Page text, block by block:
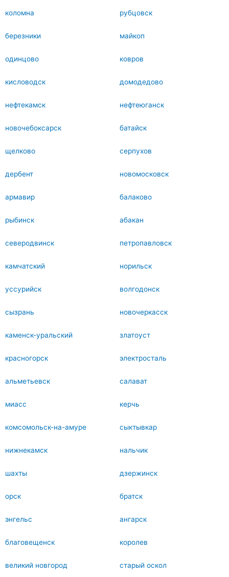
коломна рубцовск
березники майкоп
одинцово ковров
кисловодск домодедово
нефтекамск нефтеюганск
новочебоксарск батайск
щелково серпухов
дербент новомосковск
армавир балаково
рыбинск абакан
северодвинск петропавловск
камчатский норильск
уссурийск волгодонск
сызрань новочеркасск
каменск-уральский златоуст
красногорск электросталь
альметьевск салават
миасс керчь
комсомольск-на-амуре сыктывкар
нижнекамск нальчик
шахты дзержинск
орск братск
энгельс ангарск
благовещенск королев
великий новгород старый оскол